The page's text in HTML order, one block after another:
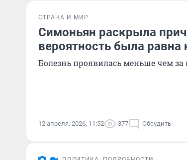
СТРАНА И МИР
Симоньян раскрыла
вероятность была равна
Болезнь проявилась меньше чем за
12 апреля, 2026, 11:52 377 Обсудить